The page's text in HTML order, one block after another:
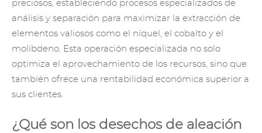
preciosos, estableciendo procesos especializados de
análisis y separación para maximizar la extracción de
elementos valiosos como el níquel, el cobalto y el
molibdeno. Esta operación especializada no solo
optimiza el aprovechamiento de los recursos, sino que
también ofrece una rentabilidad económica superior a
sus clientes.
¿Qué son los desechos de aleación